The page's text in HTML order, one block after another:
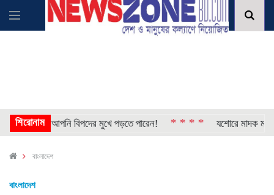
শিরোনাম
থাকলে আপনি বিপদের মুখে পড়তে পারেন! * * * * যশোরে মাদক মামলার
বাংলাদেশ
বাংলাদেশ